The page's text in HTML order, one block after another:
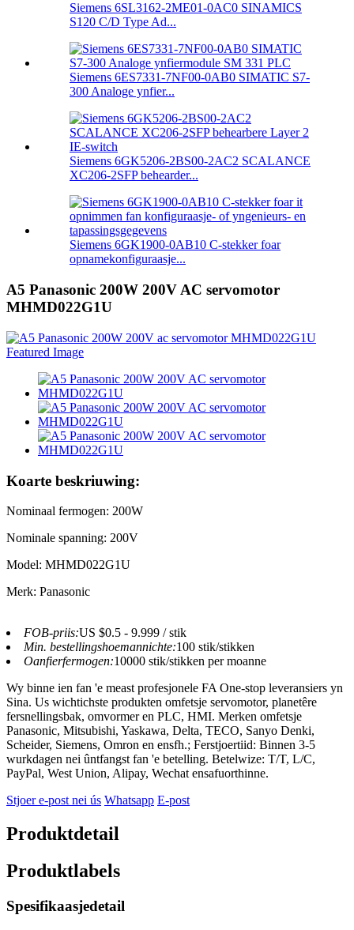
Siemens 6SL3162-2ME01-0AC0 SINAMICS
S120 C/D Type Ad...
Siemens 6ES7331-7NF00-0AB0 SIMATIC S7-
300 Analoge ynfier...
Siemens 6GK5206-2BS00-2AC2 SCALANCE
XC206-2SFP behearder...
Siemens 6GK1900-0AB10 C-stekker foar
opnamekonfiguraasje...
A5 Panasonic 200W 200V AC servomotor
MHMD022G1U
Koarte beskriuwing:
Nominaal fermogen: 200W
Nominale spanning: 200V
Model: MHMD022G1U
Merk: Panasonic
FOB-priis:US $0.5 - 9.999 / stik
Min. bestellingshoemannichte:100 stik/stikken
Oanfierfermogen:10000 stik/stikken per moanne
Wy binne ien fan 'e meast profesjonele FA One-stop leveransiers yn
Sina. Us wichtichste produkten omfetsje servomotor, planetêre
fersnellingsbak, omvormer en PLC, HMI. Merken omfetsje
Panasonic, Mitsubishi, Yaskawa, Delta, TECO, Sanyo Denki,
Scheider, Siemens, Omron en ensfh.; Ferstjoertiid: Binnen 3-5
wurkdagen nei ûntfangst fan 'e betelling. Betelwize: T/T, L/C,
PayPal, West Union, Alipay, Wechat ensafuorthinne.
Stjoer e-post nei ús Whatsapp E-post
Produktdetail
Produktlabels
Spesifikaasjedetail